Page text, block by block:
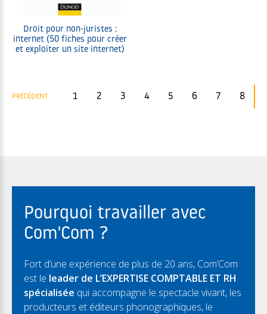
Droit pour non-juristes :
internet (50 fiches pour créer
et exploiter un site internet)
PRÉCÉDENT 1 2 3 4 5 6 7 8
Pourquoi travailler avec
Com'Com ?
Fort d’une expérience de plus de 20 ans, Com’Com
est le leader de L’EXPERTISE COMPTABLE ET RH
spécialisée qui accompagne le spectacle vivant, les
producteurs et éditeurs phonographiques, le